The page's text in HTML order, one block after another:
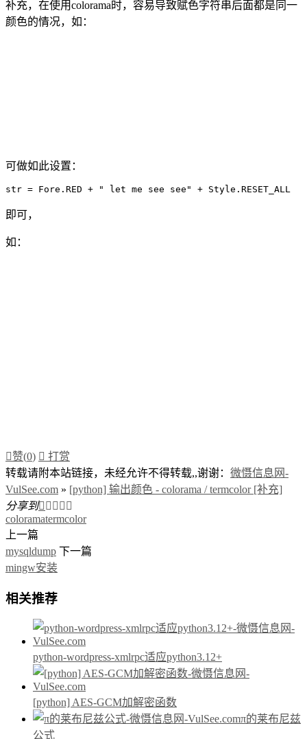
补充，在使用colorama时，容易导致赋色字符串后面都是同一
颜色的情况，如：
可做如此设置：
str = Fore.RED + " let me see see" + Style.RESET_ALL
即可，
如：
赞(0)  打赏
转载请附本站链接，未经允许不得转载,,谢谢： 微慑信息网-
VulSee.com » [python] 输出颜色 - colorama / termcolor [补充]
分享到    
coloramatermcolor
上一篇
mysqldump 下一篇
mingw安装
相关推荐
python-wordpress-xmlrpc适应python3.12+
[python] AES-GCM加解密函数
π的莱布尼兹
公式